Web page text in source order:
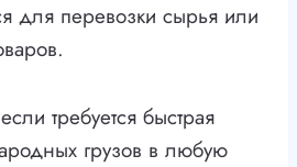
для перевозки сырья или
требуется быстрая
грузов в любую